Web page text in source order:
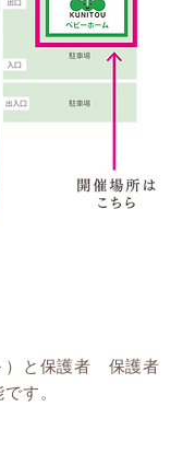
）と保護者 保護者
す。